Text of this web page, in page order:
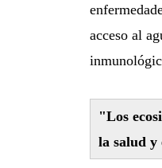
acceso al
"Los
la salud y